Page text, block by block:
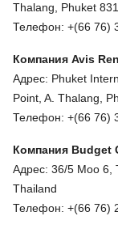
Thalang, Phuket
Телефон: +(66 76)
Компания Avis
Адрес: Phuket
Point, A. Thalang,
Телефон: +(66 76)
Компания Budget
Адрес: 36/5 Moo 6,
Thailand
Телефон: +(66 76)